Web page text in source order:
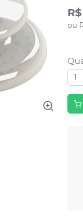
ou